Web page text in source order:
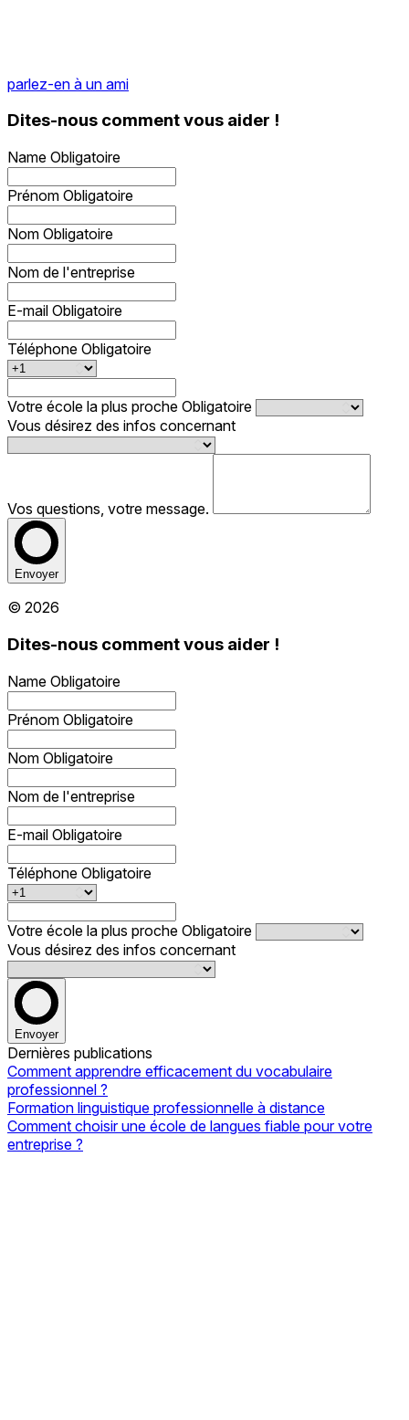
parlez-en à un ami
Dites-nous comment vous aider !
Name Obligatoire
Prénom Obligatoire
Nom Obligatoire
Nom de l'entreprise
E-mail Obligatoire
Téléphone Obligatoire
Votre école la plus proche Obligatoire
Vous désirez des infos concernant
Vos questions, votre message.
Envoyer
© 2026
Dites-nous comment vous aider !
Name Obligatoire
Prénom Obligatoire
Nom Obligatoire
Nom de l'entreprise
E-mail Obligatoire
Téléphone Obligatoire
Votre école la plus proche Obligatoire
Vous désirez des infos concernant
Envoyer
Dernières publications
Comment apprendre efficacement du vocabulaire
professionnel ?
Formation linguistique professionnelle à distance
Comment choisir une école de langues fiable pour votre
entreprise ?